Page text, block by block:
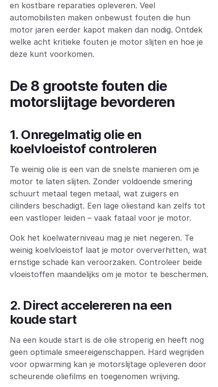
en kostbare reparaties opleveren. Veel
automobilisten maken onbewust fouten die hun
motor jaren eerder kapot maken dan nodig. Ontdek
welke acht kritieke fouten je motor slijten en hoe je
deze kunt voorkomen.
De 8 grootste fouten die
motorslijtage bevorderen
1. Onregelmatig olie en
koelvloeistof controleren
Te weinig olie is een van de snelste manieren om je
motor te laten slijten. Zonder voldoende smering
schuurt metaal tegen metaal, wat zuigers en
cilinders beschadigt. Een lage oliestand kan zelfs tot
een vastloper leiden – vaak fataal voor je motor.
Ook het koelwaterniveau mag je niet negeren. Te
weinig koelvloeistof laat je motor oververhitten, wat
ernstige schade kan veroorzaken. Controleer beide
vloeistoffen maandelijks om je motor te beschermen.
2. Direct accelereren na een
koude start
Na een koude start is de olie stroperig en heeft nog
geen optimale smeereigenschappen. Hard wegrijden
voor opwarming kan je motorslijtage opleveren door
scheurende oliefilms en toegenomen wrijving.